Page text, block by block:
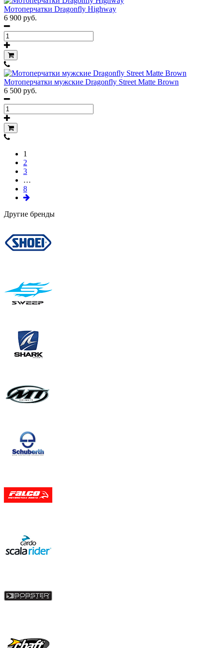
Мотоперчатки Dragonfly Highway
6 900 руб.
Мотоперчатки мужские Dragonfly Street Matte Brown
6 500 руб.
1
2
3
…
8
Другие бренды